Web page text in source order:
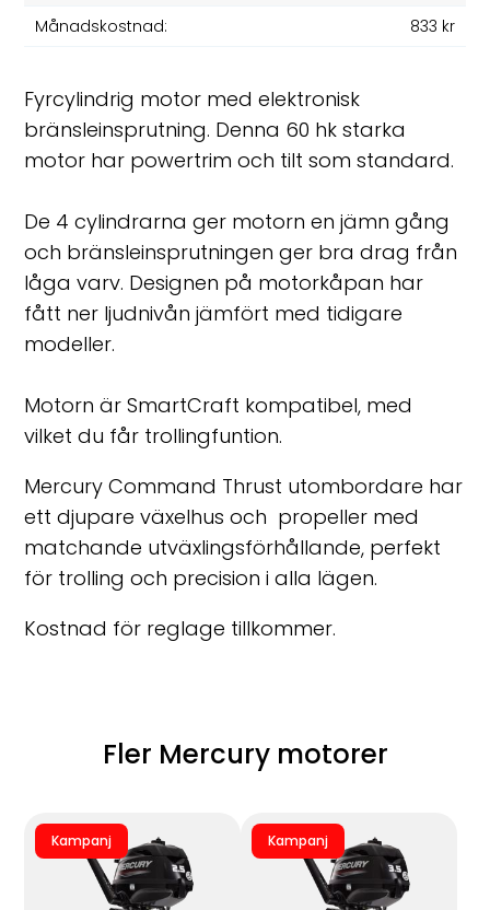
Månadskostnad:
833 kr
Fyrcylindrig motor med elektronisk
bränsleinsprutning. Denna 60 hk starka
motor har powertrim och tilt som standard.
De 4 cylindrarna ger motorn en jämn gång
och bränsleinsprutningen ger bra drag från
låga varv. Designen på motorkåpan har
fått ner ljudnivån jämfört med tidigare
modeller.
Motorn är SmartCraft kompatibel, med
vilket du får trollingfuntion.
Mercury Command Thrust utombordare har
ett djupare växelhus och propeller med
matchande utväxlingsförhållande, perfekt
för trolling och precision i alla lägen.
Kostnad för reglage tillkommer.
Fler Mercury motorer
Kampanj Kampanj